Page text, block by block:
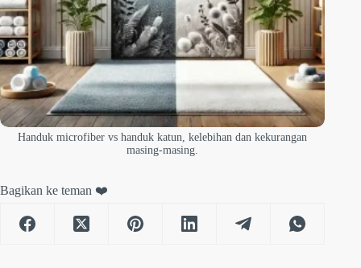
Handuk microfiber vs handuk katun, kelebihan dan kekurangan
masing-masing.
Bagikan ke teman ❤️